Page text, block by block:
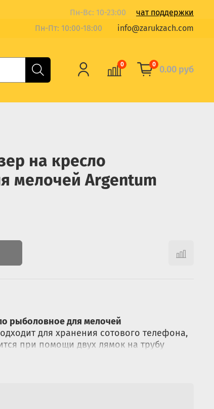
Пн-Вс: 10-23:00
чат поддержки
Пн-Пт: 10:00-18:00 info@zarukzach.com
0 0 0.00 руб
на кресло
мелочей Argentum
рыболовное для мелочей
для хранения сотового телефона,
при помощи двух лямок на трубу
всегда под рукой. Выполнена из